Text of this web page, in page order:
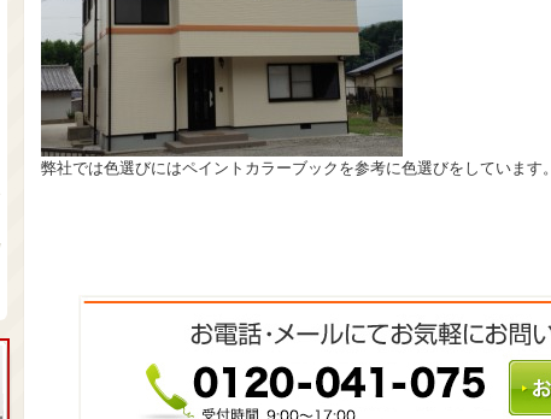
弊社では色選びにはペイントカラーブックを参考に色選びをしています。